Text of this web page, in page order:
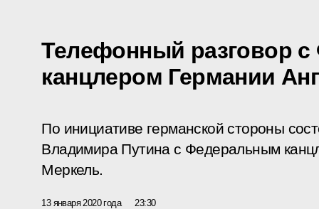
Телефонный разговор
канцлером Германии
По инициативе германской стороны
Владимира Путина с Федеральным
Меркель.
13 января 2020 года 23:30